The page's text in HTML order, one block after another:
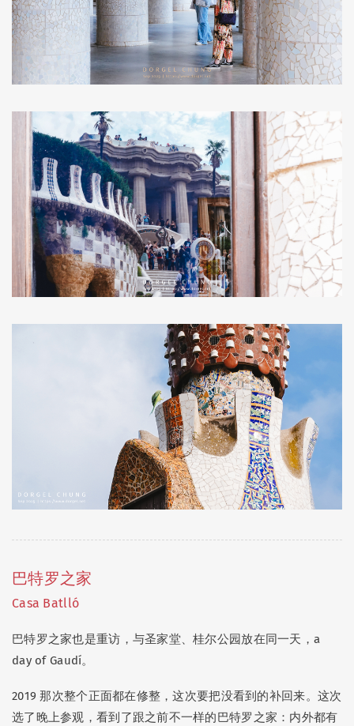
巴特罗之家
Casa Batlló
巴特罗之家也是重访，与圣家堂、桂尔公园放在同一天，a
day of Gaudí。
2019 那次整个正面都在修整，这次要把没看到的补回来。这次
选了晚上参观，看到了跟之前不一样的巴特罗之家：内外都有